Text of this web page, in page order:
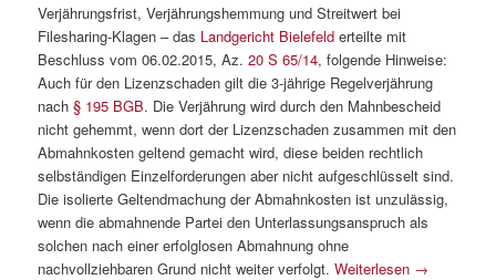
Verjährungsfrist, Verjährungshemmung und Streitwert bei
Filesharing-Klagen – das Landgericht Bielefeld erteilte mit
Beschluss vom 06.02.2015, Az.20 S 65/14, folgende Hinweise:
Auch für den Lizenzschaden gilt die 3-jährige Regelverjährung
nach§ 195 BGB. Die Verjährung wird durch den Mahnbescheid
nicht gehemmt, wenn dort der Lizenzschaden zusammen mit den
Abmahnkosten geltend gemacht wird, diese beiden rechtlich
selbständigen Einzelforderungen aber nicht aufgeschlüsselt sind.
Die isolierte Geltendmachung der Abmahnkosten ist unzulässig,
wenn die abmahnende Partei den Unterlassungsanspruch als
solchen nach einer erfolglosen Abmahnung ohne
nachvollziehbaren Grund nicht weiter verfolgt.Weiterlesen →